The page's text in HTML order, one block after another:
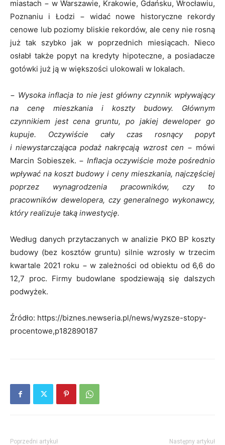
miastach − w Warszawie, Krakowie, Gdańsku, Wrocławiu,
Poznaniu i Łodzi − widać nowe historyczne rekordy
cenowe lub poziomy bliskie rekordów, ale ceny nie rosną
już tak szybko jak w poprzednich miesiącach. Nieco
osłabł także popyt na kredyty hipoteczne, a posiadacze
gotówki już ją w większości ulokowali w lokalach.
− Wysoka inflacja to nie jest główny czynnik wpływający
na cenę mieszkania i koszty budowy. Głównym
czynnikiem jest cena gruntu, po jakiej deweloper go
kupuje. Oczywiście cały czas rosnący popyt
i niewystarczająca podaż nakręcają wzrost cen − mówi
Marcin Sobieszek. − Inflacja oczywiście może pośrednio
wpływać na koszt budowy i ceny mieszkania, najczęściej
poprzez wynagrodzenia pracowników, czy to
pracowników dewelopera, czy generalnego wykonawcy,
który realizuje taką inwestycję.
Według danych przytaczanych w analizie PKO BP koszty
budowy (bez kosztów gruntu) silnie wzrosły w trzecim
kwartale 2021 roku − w zależności od obiektu od 6,6 do
12,7 proc. Firmy budowlane spodziewają się dalszych
podwyżek.
Źródło: https://biznes.newseria.pl/news/wyzsze-stopy-
procentowe,p182890187
Poprzedni artykuł Następny artykuł